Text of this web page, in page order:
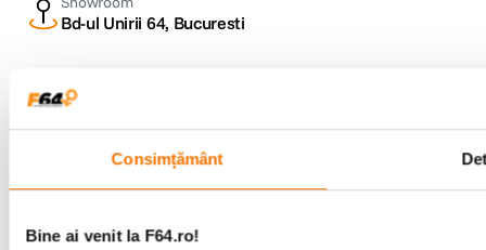
Consimțământ
Bine ai venit la F64.ro!
Bd-ul Unirii 64, Bucuresti
Copyright © F64 2001 - 2026